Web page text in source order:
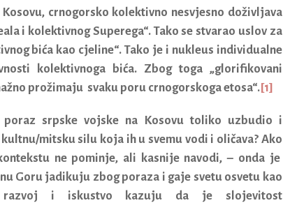
crnogorsko kolektivno nesvjesno doživljava
i kolektivnog Superega“. Tako se stvarao uslov za
bića kao cjeline“. Tako je i nukleus individualne
kolektivnoga bića. Zbog toga „glorifikovani
prožimaju svaku poru crnogorskoga etosa“.[1]
srpske vojske na Kosovu toliko uzbudio i
mitsku silu koja ih u svemu vodi i oličava? Ako
ne pominje, ali kasnije navodi, – onda je
Goru jadikuju zbog poraza i gaje svetu osvetu kao
i iskustvo kazuju da je slojevitost